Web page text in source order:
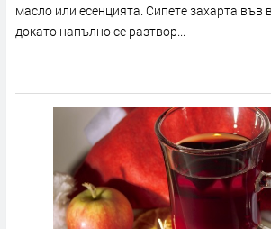
масло или есенцията. Сипете захарта във
докато напълно се разтвор...